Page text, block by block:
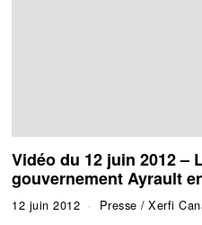
Vidéo du 12 juin 2012 –
gouvernement Ayrault
12 juin 2012 Presse / Xerfi